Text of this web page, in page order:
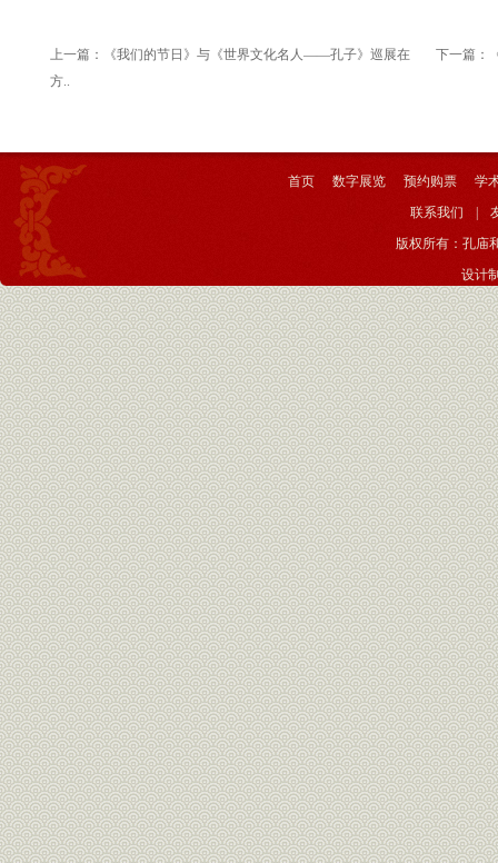
上一篇：
《我们的节日》与《世界文化名人——孔子》巡展在
方..
下一篇：
首页 数字展览 预约购票
学
联系我们
版权所有：孔庙
设计